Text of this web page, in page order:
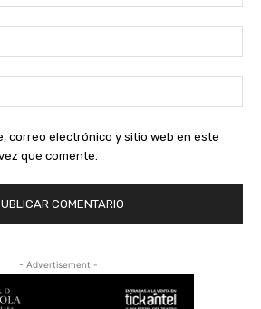
correo electrónico y sitio web en este
que comente.
- Advertisement -